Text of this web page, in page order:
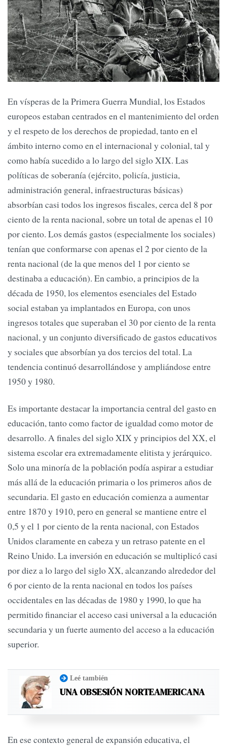
En vísperas de la Primera Guerra Mundial, los Estados
europeos estaban centrados en el mantenimiento del orden
y el respeto de los derechos de propiedad, tanto en el
ámbito interno como en el internacional y colonial, tal y
como había sucedido a lo largo del siglo XIX. Las
políticas de soberanía (ejército, policía, justicia,
administración general, infraestructuras básicas)
absorbían casi todos los ingresos fiscales, cerca del 8 por
ciento de la renta nacional, sobre un total de apenas el 10
por ciento. Los demás gastos (especialmente los sociales)
tenían que conformarse con apenas el 2 por ciento de la
renta nacional (de la que menos del 1 por ciento se
destinaba a educación). En cambio, a principios de la
década de 1950, los elementos esenciales del Estado
social estaban ya implantados en Europa, con unos
ingresos totales que superaban el 30 por ciento de la renta
nacional, y un conjunto diversificado de gastos educativos
y sociales que absorbían ya dos tercios del total. La
tendencia continuó desarrollándose y ampliándose entre
1950 y 1980.
Es importante destacar la importancia central del gasto en
educación, tanto como factor de igualdad como motor de
desarrollo. A finales del siglo XIX y principios del XX, el
sistema escolar era extremadamente elitista y jerárquico.
Solo una minoría de la población podía aspirar a estudiar
más allá de la educación primaria o los primeros años de
secundaria. El gasto en educación comienza a aumentar
entre 1870 y 1910, pero en general se mantiene entre el
0,5 y el 1 por ciento de la renta nacional, con Estados
Unidos claramente en cabeza y un retraso patente en el
Reino Unido. La inversión en educación se multiplicó casi
por diez a lo largo del siglo XX, alcanzando alrededor del
6 por ciento de la renta nacional en todos los países
occidentales en las décadas de 1980 y 1990, lo que ha
permitido financiar el acceso casi universal a la educación
secundaria y un fuerte aumento del acceso a la educación
superior.
Leé también
UNA OBSESIÓN NORTEAMERICANA
En ese contexto general de expansión educativa, el